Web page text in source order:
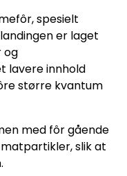
spesielt
er laget
og
lavere innhold
større kvantum
med fôr gående
slik at